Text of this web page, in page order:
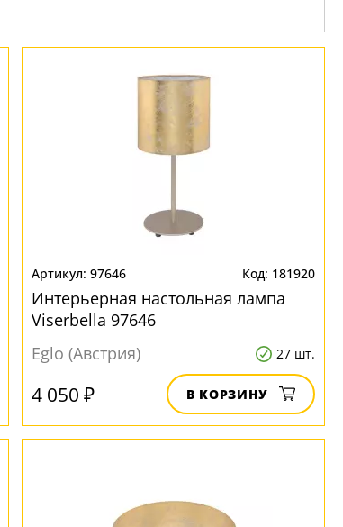
97646 181920
Интерьерная настольная лампа
Viserbella 97646
Eglo (Австрия)
27 шт.
4 050 ₽ В КОРЗИНУ